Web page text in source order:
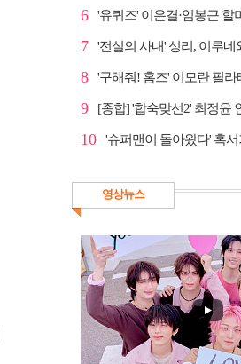
6
7
8
9
10
영상뉴스